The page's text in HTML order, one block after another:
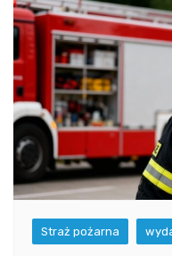
Straż pożarna